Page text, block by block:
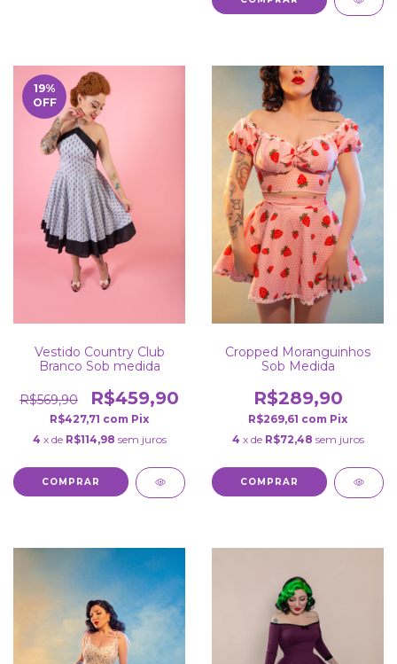
19%
OFF
Vestido Country Club
Branco Sob medida
R$569,90 R$459,90
R$427,71 com Pix
4 x de R$114,98 sem juros
COMPRAR
Cropped Moranguinhos
Sob Medida
R$289,90
R$269,61 com Pix
4 x de R$72,48 sem juros
COMPRAR